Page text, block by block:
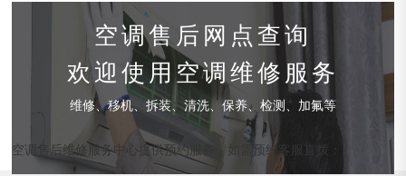
空调售后网点查询
欢迎使用空调维修服务
维修、移机、拆装、清洗、保养、检测、加氟等
空调售后维修服务中心提供预约服务，如需预约客服直拨：